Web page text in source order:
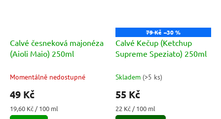
Calvé česneková majonéza
(Aioli Maio) 250ml
Momentálně nedostupné
49 Kč
Měrná
cena:
19,60 Kč / 100 ml
79 Kč –30 %
Calvé Kečup (Ketchup
Supreme Speziato) 250ml
Skladem (>5 ks)
55 Kč
Měrná
cena:
22 Kč / 100 ml